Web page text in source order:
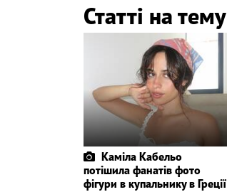
Статті на тему
Каміла Кабельо
потішила фанатів фото
фігури в купальнику в Греції